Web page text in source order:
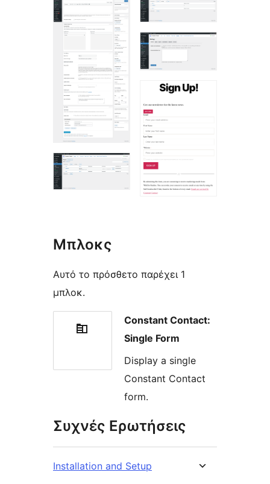
Μπλοκς
Αυτό το πρόσθετο παρέχει 1
μπλοκ.
Constant Contact:
Single Form
Display a single
Constant Contact
form.
Συχνές Ερωτήσεις
Installation and Setup